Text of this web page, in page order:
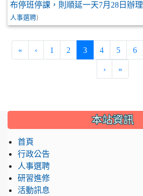
布停班停課，則順延一天7月28日辦理
人事選聘)
« ‹ 1 2 3(current)
4 5 6
› »
::: 本站資訊
首頁
行政公告
人事選聘
研習進修
活動訊息